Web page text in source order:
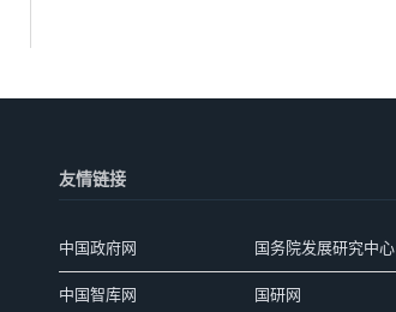
友情链接
中国政府网 国务院发展研究中心
中国智库网 国研网